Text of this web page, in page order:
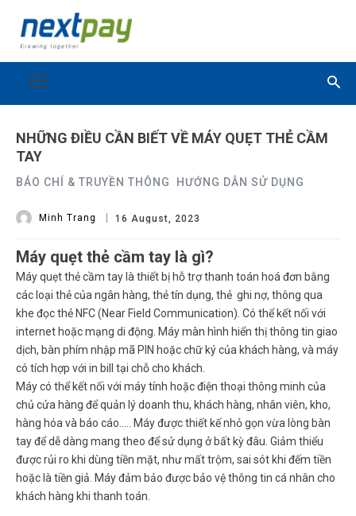
NHỮNG ĐIỀU CẦN BIẾT VỀ MÁY QUẸT THẺ CẦM
TAY
BÁO CHÍ & TRUYỀN THÔNG HƯỚNG DẪN SỬ DỤNG
Minh Trang 16 August, 2023
Máy quẹt thẻ cầm tay là gì?
Máy quẹt thẻ cầm tay là thiết bị hỗ trợ thanh toán hoá đơn bằng
các loại thẻ của ngân hàng, thẻ tín dụng, thẻ ghi nợ, thông qua
khe đọc thẻ NFC (Near Field Communication). Có thể kết nối với
internet hoặc mạng di động. Máy màn hình hiển thị thông tin giao
dịch, bàn phím nhập mã PIN hoặc chữ ký của khách hàng, và máy
có tích hợp với in bill tại chỗ cho khách.
Máy có thể kết nối với máy tính hoặc điện thoại thông minh của
chủ cửa hàng để quản lý doanh thu, khách hàng, nhân viên, kho,
hàng hóa và báo cáo….. Máy được thiết kế nhỏ gọn vừa lòng bàn
tay để dễ dàng mang theo để sử dụng ở bất kỳ đâu. Giảm thiểu
được rủi ro khi dùng tiền mặt, như mất trộm, sai sót khi đếm tiền
hoặc là tiền giả. Máy đảm bảo được bảo vệ thông tin cá nhân cho
khách hàng khi thanh toán.